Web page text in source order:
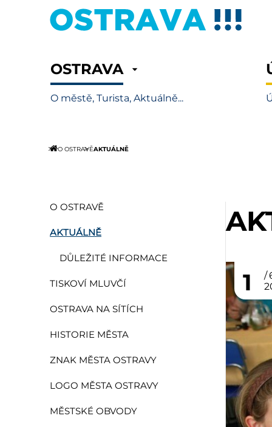
OSTRAVA
O městě, Turista, Aktuálně...
O OSTRAVĚAKTUÁLNĚ
O OSTRAVĚ
AKTUÁLNĚ
DŮLEŽITÉ INFORMACE
TISKOVÍ MLUVČÍ
OSTRAVA NA SÍTÍCH
HISTORIE MĚSTA
ZNAK MĚSTA OSTRAVY
LOGO MĚSTA OSTRAVY
MĚSTSKÉ OBVODY
1